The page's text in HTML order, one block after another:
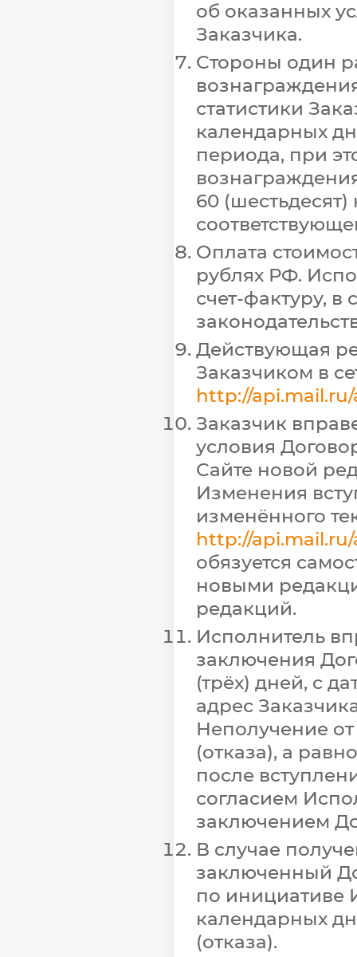
об оказанных
Заказчика.
Стороны один
статистики
календарных
периода, при
60
Оплата
рублях РФ.
счет-фактуру,
Действующая
Заказчиком в
http://
Заказчик
условия
Сайте новой
Изменения
изменённого
http://
обязуется
новыми
редакций.
Исполнитель
заключения
(трёх) дней, с
адрес
Неполучение
(отказа), а
после
согласием
заключением
В случае
заключенный
по инициативе
календарных
(отказа).